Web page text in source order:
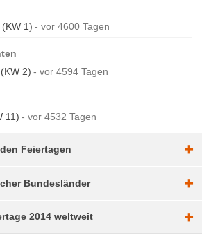
(KW 1) vor 4600 Tagen
2) vor 4594 Tagen
11) vor 4532 Tagen
Feiertagen +
Bundesländer +
2014 weltweit +